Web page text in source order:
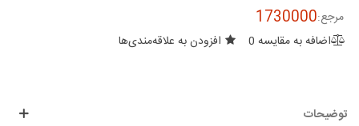
مرجع:1730000
اضافه به مقایسه 0 افزودن به علاقه‌مندی‌ها
توضیحات